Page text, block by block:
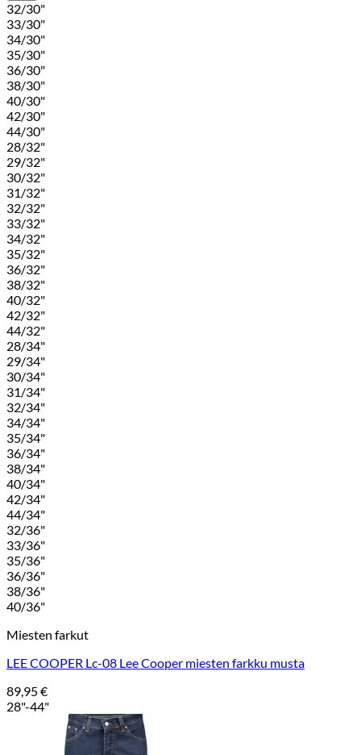
32/30"
33/30"
34/30"
35/30"
36/30"
38/30"
40/30"
42/30"
44/30"
28/32"
29/32"
30/32"
31/32"
32/32"
33/32"
34/32"
35/32"
36/32"
38/32"
40/32"
42/32"
44/32"
28/34"
29/34"
30/34"
31/34"
32/34"
34/34"
35/34"
36/34"
38/34"
40/34"
42/34"
44/34"
32/36"
33/36"
35/36"
36/36"
38/36"
40/36"
Miesten farkut
LEE COOPER Lc-08 Lee Cooper miesten farkku musta
89,95€
28"-44"